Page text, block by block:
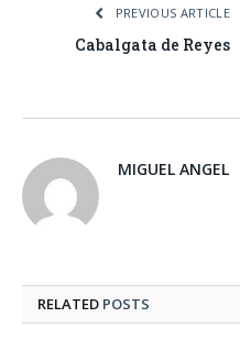
PREVIOUS ARTICLE
Cabalgata de Reyes
MIGUEL ANGEL
RELATED POSTS